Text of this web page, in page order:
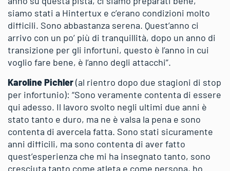
siamo stati a Hintertux e c’erano condizioni molto
difficili. Sono abbastanza serena. Quest’anno ci
arrivo con un po’ più di tranquillità, dopo un anno di
transizione per gli infortuni, questo è l’anno in cui
voglio fare bene, è l’anno degli attacchi”.
Karoline Pichler(al rientro dopo due stagioni di stop
per infortunio): “Sono veramente contenta di essere
qui adesso. Il lavoro svolto negli ultimi due anni è
stato tanto e duro, ma ne è valsa la pena e sono
contenta di avercela fatta. Sono stati sicuramente
anni difficili, ma sono contenta di aver fatto
quest’esperienza che mi ha insegnato tanto, sono
cresciuta tanto come atleta e come persona, ho